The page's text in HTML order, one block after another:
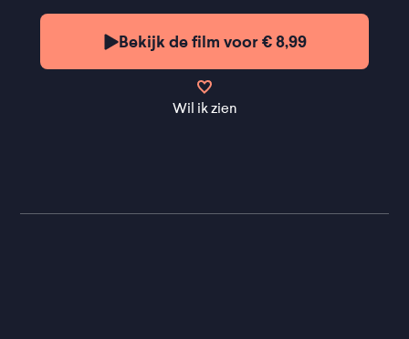
Bekijk de film voor € 8,99
Wil ik zien